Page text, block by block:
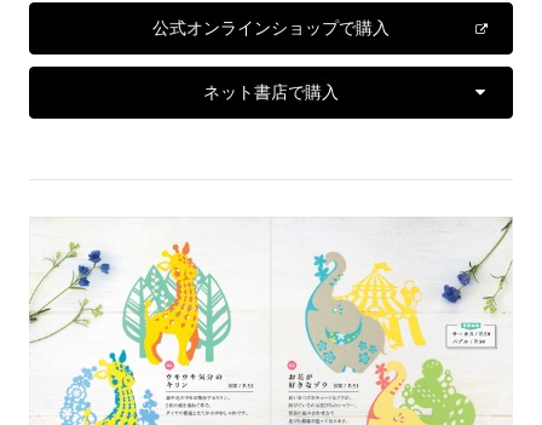
公式オンラインショップで購入
ネット書店で購入